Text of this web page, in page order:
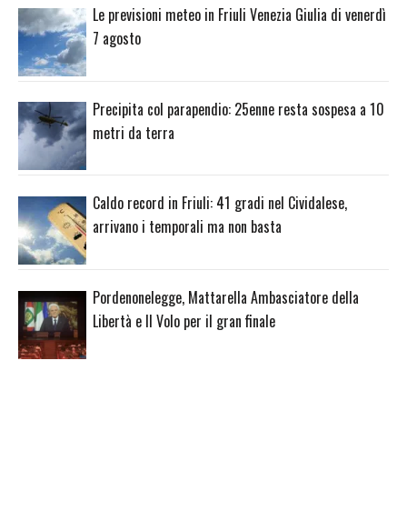
Le previsioni meteo in Friuli Venezia Giulia di venerdì
7 agosto
Precipita col parapendio: 25enne resta sospesa a 10
metri da terra
Caldo record in Friuli: 41 gradi nel Cividalese,
arrivano i temporali ma non basta
Pordenonelegge, Mattarella Ambasciatore della
Libertà e Il Volo per il gran finale